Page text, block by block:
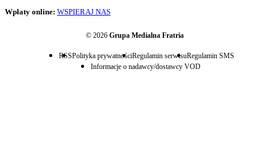
Wpłaty online: WSPIERAJ NAS
© 2026 Grupa Medialna Fratria
RSSPolityka prywatnościRegulamin serwisuRegulamin SMS
Informacje o nadawcy/dostawcy VOD